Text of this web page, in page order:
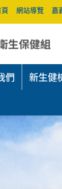
網站導覽 嘉
們 新生健